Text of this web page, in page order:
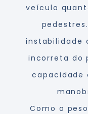
veículo
instabilidade
incorreta do
capacidade
Como o